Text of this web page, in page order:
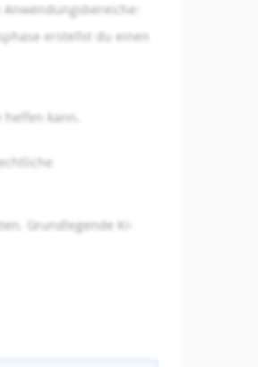
erstellst du einen
kann.
Grundlegende KI-